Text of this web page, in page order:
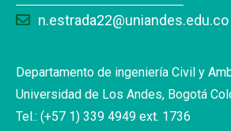
n.estrada22@uniandes.edu.co
Departamento de ingeniería Civil y
Universidad de Los Andes, Bogotá
Tel.: (+57 1) 339 4949 ext. 1736